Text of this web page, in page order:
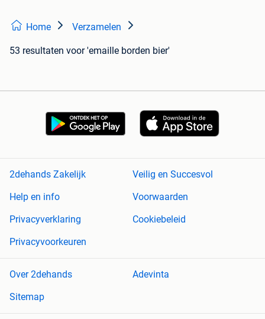
Home Verzamelen
53 resultaten voor 'emaille borden bier'
2dehands Zakelijk
Veilig en Succesvol
Help en info
Voorwaarden
Privacyverklaring
Cookiebeleid
Privacyvoorkeuren
Over 2dehands
Adevinta
Sitemap